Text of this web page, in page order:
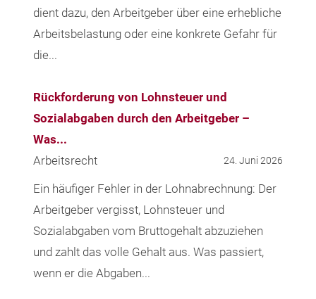
dient dazu, den Arbeitgeber über eine erhebliche
Arbeitsbelastung oder eine konkrete Gefahr für
die...
Rückforderung von Lohnsteuer und
Sozialabgaben durch den Arbeitgeber –
Was...
24. Juni 2026
Arbeitsrecht
Ein häufiger Fehler in der Lohnabrechnung: Der
Arbeitgeber vergisst, Lohnsteuer und
Sozialabgaben vom Bruttogehalt abzuziehen
und zahlt das volle Gehalt aus. Was passiert,
wenn er die Abgaben...